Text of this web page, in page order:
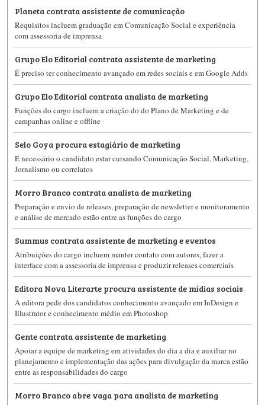
Planeta contrata assistente de comunicação
Requisitos incluem graduação em Comunicação Social e experiência
com assessoria de imprensa
Grupo Elo Editorial contrata assistente de marketing
É preciso ter conhecimento avançado em redes sociais e em Google Adds
Grupo Elo Editorial contrata analista de marketing
Funções do cargo incluem a criação do do Plano de Marketing e de
campanhas online e offline
Selo Goya procura estagiário de marketing
É necessário o candidato estar cursando Comunicação Social, Marketing,
Jornalismo ou correlatos
Morro Branco contrata analista de marketing
Preparação e envio de releases, preparação de newsletter e monitoramento
e análise de mercado estão entre as funções do cargo
Summus contrata assistente de marketing e eventos
Atribuições do cargo incluem manter contato com autores, fazer a
interface com a assessoria de imprensa e produzir releases comerciais
Editora Nova Literarte procura assistente de mídias sociais
A editora pede dos candidatos conhecimento avançado em InDesign e
Illustrator e conhecimento médio em Photoshop
Gente contrata assistente de marketing
Apoiar a equipe de marketing em atividades do dia a dia e auxiliar no
planejamento e implementação das ações para divulgação da marca estão
entre as responsabilidades do cargo
Morro Branco abre vaga para analista de marketing